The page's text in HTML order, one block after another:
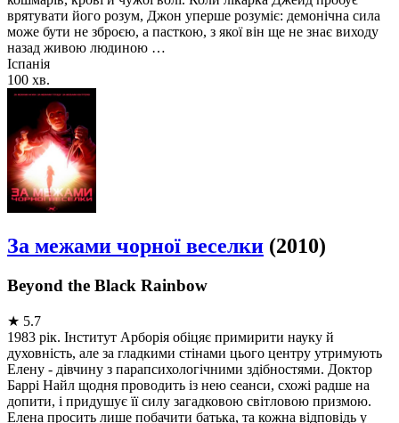
врятувати його розум, Джон уперше розуміє: демонічна сила
може бути не зброєю, а пасткою, з якої він ще не знає виходу
назад живою людиною …
Іспанія
100 хв.
За межами чорної веселки (2010)
Beyond the Black Rainbow
★ 5.7
1983 рік. Інститут Арборія обіцяє примирити науку й
духовність, але за гладкими стінами цього центру утримують
Елену - дівчину з парапсихологічними здібностями. Доктор
Баррі Найл щодня проводить із нею сеанси, схожі радше на
допити, і придушує її силу загадковою світловою призмою.
Елена просить лише побачити батька, та кожна відповідь у